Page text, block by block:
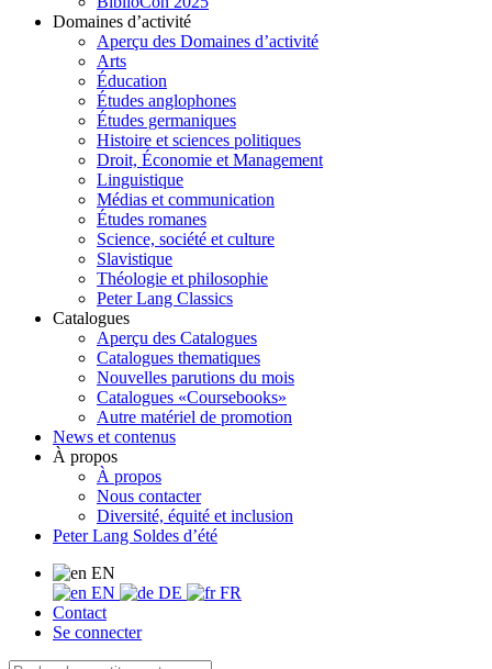
Domaines d’activité
Aperçu des Domaines d’activité
Arts
Éducation
Études anglophones
Études germaniques
Histoire et sciences politiques
Droit, Économie et Management
Linguistique
Médias et communication
Études romanes
Science, société et culture
Slavistique
Théologie et philosophie
Peter Lang Classics
Catalogues
Aperçu des Catalogues
Catalogues thematiques
Nouvelles parutions du mois
Catalogues «Coursebooks»
Autre matériel de promotion
News et contenus
À propos
À propos
Nous contacter
Diversité, équité et inclusion
Peter Lang Soldes d’été
EN
EN
DE
FR
Contact
Se connecter